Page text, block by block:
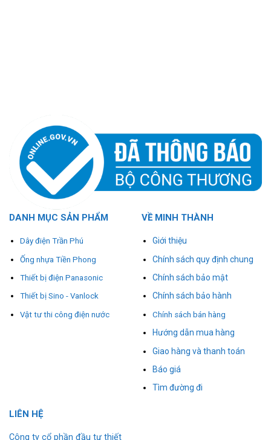
DANH MỤC SẢN PHẨM
Dây điện Trần Phú
Ống nhựa Tiền Phong
Thiết bị điện Panasonic
Thiết bị Sino - Vanlock
Vật tư thi công điện nước
VỀ MINH THÀNH
Giới thiệu
Chính sách quy định chung
Chính sách bảo mật
Chính sách bảo hành
Chính sách bán hàng
Hướng dẫn mua hàng
Giao hàng và thanh toán
Báo giá
Tìm đường đi
LIÊN HỆ
Công ty cổ phần đầu tư thiết